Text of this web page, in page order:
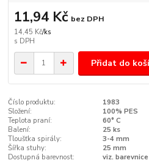
14,45 Kč/ks
11,94 Kč bez DPH
Přidat do
Číslo produktu:
1983
Složení:
100% PES
Teplota praní:
60° C
Balení:
25 ks
Tloušťka spirály:
3-4 mm
Šířka stuhy:
25 mm
Dostupná barevnost:
viz. barevnice